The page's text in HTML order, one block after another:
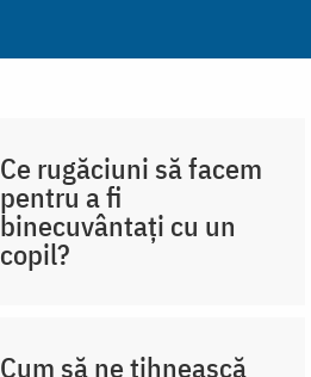
Ce rugăciuni să facem
pentru a fi
binecuvântați cu un
copil?
Cum să ne tihnească